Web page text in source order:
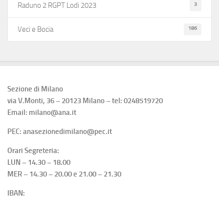
Raduno 2 RGPT Lodi 2023 3
Veci e Bocia 186
Sezione di Milano
via V.Monti, 36 – 20123 Milano – tel: 0248519720
Email: milano@ana.it
PEC: anasezionedimilano@pec.it
Orari Segreteria:
LUN – 14.30 – 18.00
MER – 14.30 – 20.00 e 21.00 – 21.30
IBAN: